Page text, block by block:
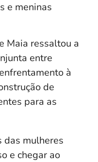
e meninas
Maia ressaltou a
entre
à
de
para as
das mulheres
e chegar ao